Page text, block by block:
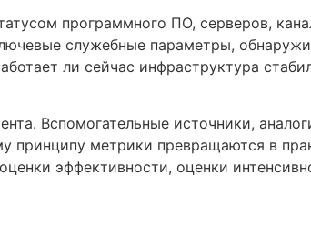
программного ПО, серверов,
служебные параметры,
ли сейчас инфраструктура
Вспомогательные источники,
принципу метрики превращаются в
эффективности, оценки